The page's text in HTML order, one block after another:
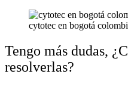
cytotec en bogotá
Tengo más dudas,
resolverlas?